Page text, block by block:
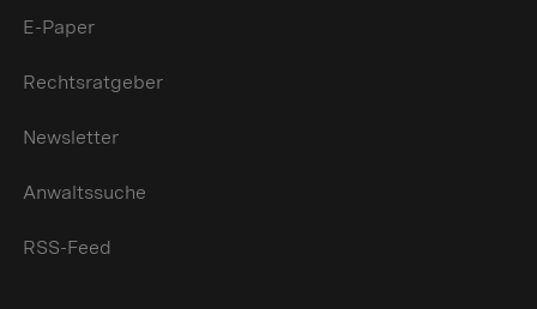
E-Paper
Rechtsratgeber
Newsletter
Anwaltssuche
RSS-Feed